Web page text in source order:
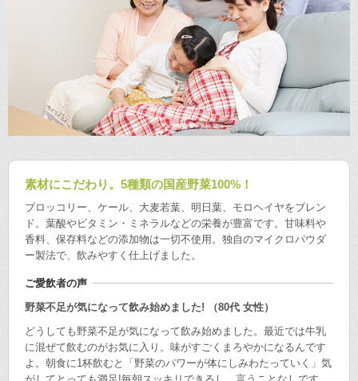
素材にこだわり。5種類の国産野菜100%！
ブロッコリー、ケール、大麦若葉、明日葉、モロヘイヤをブレン
ド。葉酸やビタミン・ミネラルなどの栄養が豊富です。甘味料や
香料、保存料などの添加物は一切不使用。独自のマイクロパウダ
ー製法で、飲みやすく仕上げました。
ご愛飲者の声
野菜不足が気になって飲み始めました! （80代 女性）
どうしても野菜不足が気になって飲み始めました。最近では牛乳
に混ぜて飲むのがお気に入り。味がすごくまろやかになるんです
よ。朝食に1杯飲むと「野菜のパワーが体にしみわたっていく」気